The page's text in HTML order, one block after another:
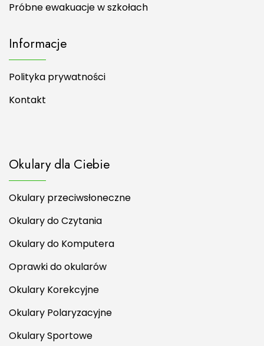
Próbne ewakuacje w szkołach
Informacje
Polityka prywatności
Kontakt
Okulary dla Ciebie
Okulary przeciwsłoneczne
Okulary do Czytania
Okulary do Komputera
Oprawki do okularów
Okulary Korekcyjne
Okulary Polaryzacyjne
Okulary Sportowe